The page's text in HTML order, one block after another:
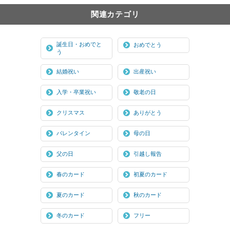
関連カテゴリ
誕生日・おめでと
う
おめでとう
結婚祝い 出産祝い
入学・卒業祝い 敬老の日
クリスマス ありがとう
バレンタイン 母の日
父の日 引越し報告
春のカード 初夏のカード
夏のカード 秋のカード
冬のカード フリー